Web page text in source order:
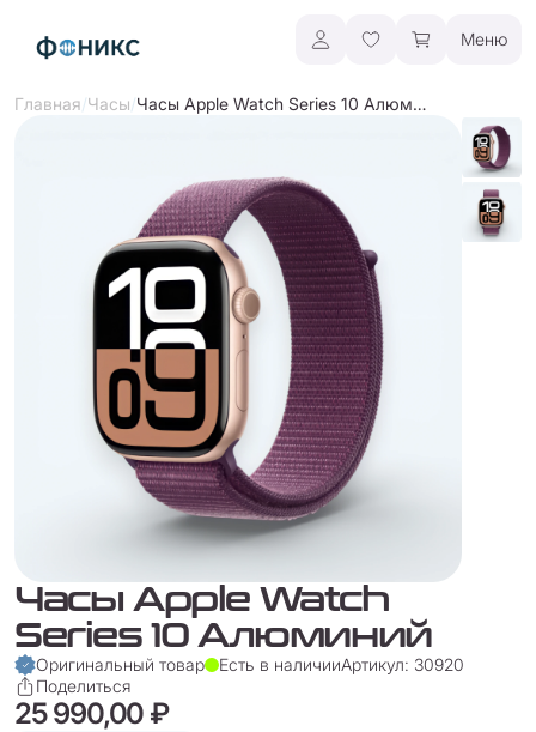
Меню
Главная/Часы/ Часы Apple Watch Series 10 Алюминий
Часы Apple Watch
Series 10 Алюминий
Оригинальный товар Есть в наличииАртикул: 30920
Поделиться
25 990,00 ₽